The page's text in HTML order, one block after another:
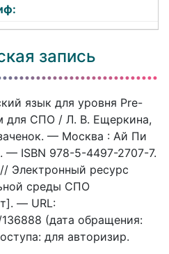
запись
язык для уровня Pre-
для СПО / Л. В. Ещеркина,
— Москва : Ай Пи
ISBN 978-5-4497-2707-7.
Электронный ресурс
среды СПО
— URL:
(дата обращения:
для авторизир.